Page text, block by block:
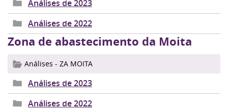
Análises de 2023
Análises de 2022
Zona de abastecimento da Moita
Análises - ZA MOITA
Análises de 2023
Análises de 2022